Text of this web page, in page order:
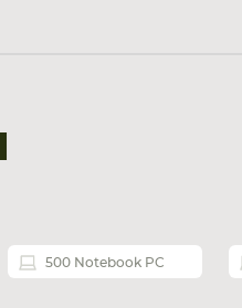
500 Notebook PC